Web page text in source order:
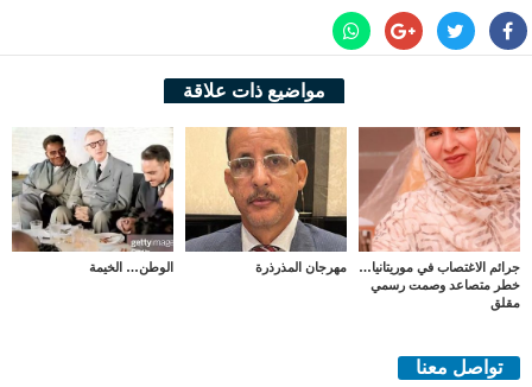
مواضيع ذات علاقة
جرائم الاغتصاب في موريتانيا…
خطر متصاعد وصمت رسمي
مقلق
مهرجان المذرذرة الوطن… الخيمة
تواصل معنا